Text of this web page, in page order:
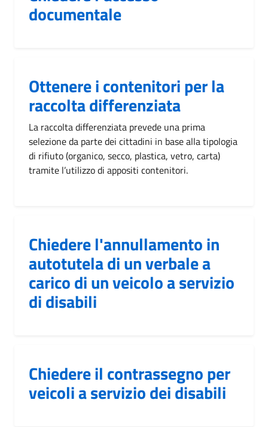
documentale
Ottenere i contenitori per la
raccolta differenziata
La raccolta differenziata prevede una prima
selezione da parte dei cittadini in base alla tipologia
di rifiuto (organico, secco, plastica, vetro, carta)
tramite l’utilizzo di appositi contenitori.
Chiedere l'annullamento in
autotutela di un verbale a
carico di un veicolo a servizio
di disabili
Chiedere il contrassegno per
veicoli a servizio dei disabili